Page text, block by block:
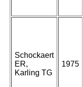
Schockaert
ER,
Karling TG
1975